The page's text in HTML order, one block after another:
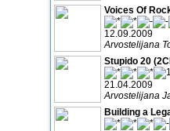
Voices Of
12.09.2009
Arvostelijana
Stupido 20
21.04.2009
Arvostelijana
Building a